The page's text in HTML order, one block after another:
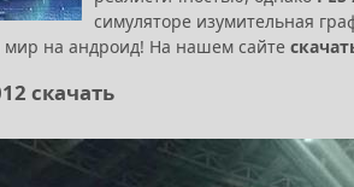
симуляторе изумительная
на андроид! На нашем сайте
скачать